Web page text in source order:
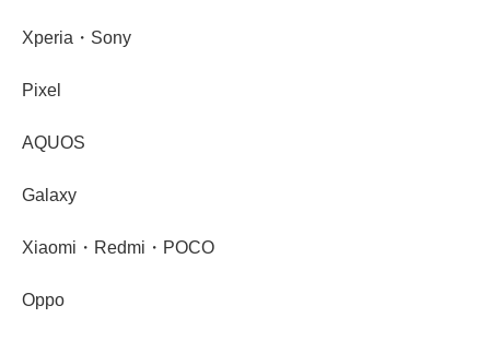
Xperia・Sony
Pixel
AQUOS
Galaxy
Xiaomi・Redmi・POCO
Oppo